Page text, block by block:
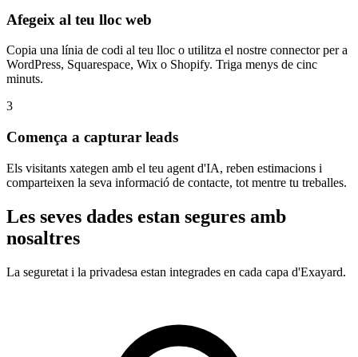
Afegeix al teu lloc web
Copia una línia de codi al teu lloc o utilitza el nostre connector per a
WordPress, Squarespace, Wix o Shopify. Triga menys de cinc
minuts.
3
Comença a capturar leads
Els visitants xategen amb el teu agent d'IA, reben estimacions i
comparteixen la seva informació de contacte, tot mentre tu treballes.
Les seves dades estan segures amb
nosaltres
La seguretat i la privadesa estan integrades en cada capa d'Exayard.